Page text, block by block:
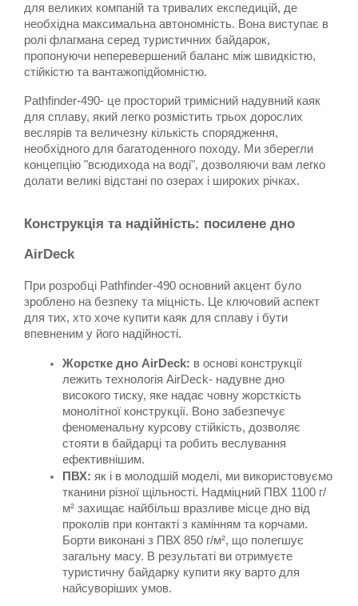
для великих компаній та тривалих експедицій, де
необхідна максимальна автономність. Вона виступає в
ролі флагмана серед туристичних байдарок,
пропонуючи неперевершений баланс між швидкістю,
стійкістю та вантажопідйомністю.
Pathfinder-490- це просторий тримісний надувний каяк
для сплаву, який легко розмістить трьох дорослих
веслярів та величезну кількість спорядження,
необхідного для багатоденного походу. Ми зберегли
концепцію "всюдихода на воді", дозволяючи вам легко
долати великі відстані по озерах і широких річках.
Конструкція та надійність: посилене дно
AirDeck
При розробці Pathfinder-490 основний акцент було
зроблено на безпеку та міцність. Це ключовий аспект
для тих, хто хоче купити каяк для сплаву і бути
впевненим у його надійності.
Жорстке дно AirDeck: в основі конструкції
лежить технологія AirDeck- надувне дно
високого тиску, яке надає човну жорсткість
монолітної конструкції. Воно забезпечує
феноменальну курсову стійкість, дозволяє
стояти в байдарці та робить веслування
ефективнішим.
ПВХ: як і в молодшій моделі, ми використовуємо
тканини різної щільності. Надміцний ПВХ 1100 г/
м² захищає найбільш вразливе місце дно від
проколів при контакті з камінням та корчами.
Борти виконані з ПВХ 850 г/м², що полегшує
загальну масу. В результаті ви отримуєте
туристичну байдарку купити яку варто для
найсуворіших умов.